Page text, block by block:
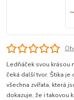
Ledňáček svou krásou
čeká další tvor. Štika je
všechna zvířata, která
dokazuje, že i takovou